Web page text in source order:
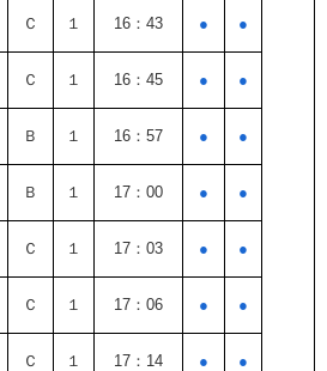
Ｃ １ 16：43 ● ●
Ｃ １ 16：45 ● ●
Ｂ １ 16：57 ● ●
Ｂ １ 17：00 ● ●
Ｃ １ 17：03 ● ●
Ｃ １ 17：06 ● ●
Ｃ １ 17：14 ● ●